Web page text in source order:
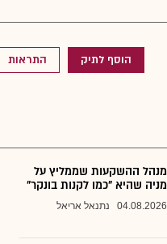
הוסף לתיק התראות
מנהל ההשקעות שממליץ על
מניה שהיא "כמו לקנות בונקר"
04.08.2026 נתנאל אריאל